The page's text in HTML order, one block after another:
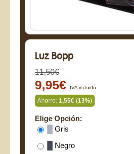
Luz Bopp
11,50€
9,95€ IVA incluido
Ahorro: 1,55€ (13%)
Elige Opción:
Gris
Negro